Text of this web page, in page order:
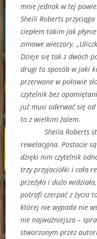
mnie jednak w tej
Sheili Roberts
ciepłem takim jak
zimowe wieczory.
Dzieje się tak z dwóch
drugi to sposób w jaki
przerwane w połowie
czytelnik bez
już musi oderwać się
to z wielkim żalem.
Sheila Roberts
rewelacyjna. Postacie
dzięki nim czytelnik
trzy przyjaciółki i cała
przeżyła i dużo
potrafi czerpać z życia
której nie wypada nie
nie najważniejsza –
stworzonym przez